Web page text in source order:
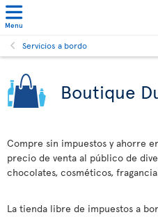
Menu
Servicios a bordo
Boutique
Compre sin impuestos y ahorre
precio de venta al público de
chocolates, cosméticos,
La tienda libre de impuestos a